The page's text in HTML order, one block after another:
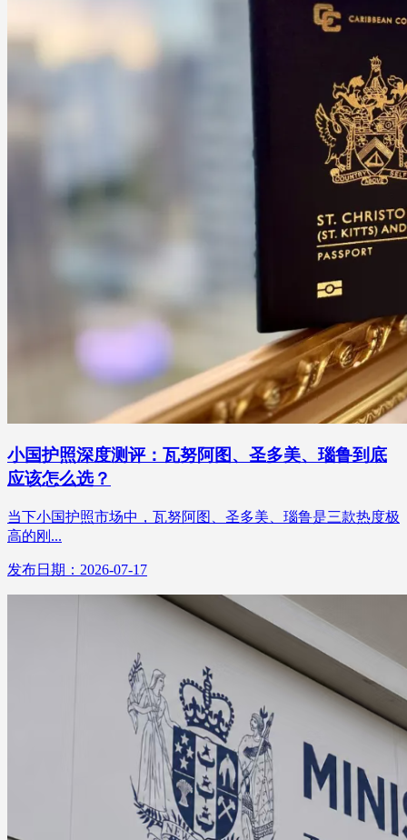
小国护照深度测评：瓦努阿图、圣多美、瑙鲁到底
应该怎么选？
当下小国护照市场中，瓦努阿图、圣多美、瑙鲁是三款热度极
高的刚...
发布日期：2026-07-17